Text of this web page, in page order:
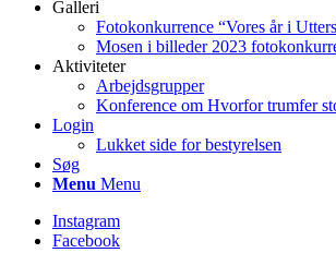
Galleri
Fotokonkurrence “Vores år i
Mosen i billeder 2023
Aktiviteter
Arbejdsgrupper
Konference om Hvorfor trumfer
Login
Lukket side for bestyrelsen
Søg
Menu Menu
Instagram
Facebook